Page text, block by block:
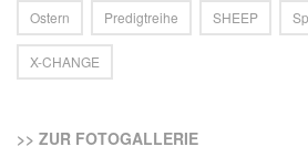
Ostern Predigtreihe SHEEP
X-CHANGE
>> ZUR FOTOGALLERIE